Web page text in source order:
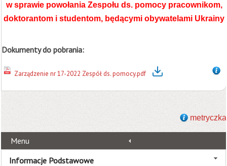
w sprawie powołania Zespołu ds. pomocy pracownikom,
doktorantom i studentom, będącymi obywatelami Ukrainy
Dokumenty do pobrania:
Zarządzenie nr 17-2022 Zespół ds. pomocy.pdf
metryczka
Menu
Informacje Podstawowe